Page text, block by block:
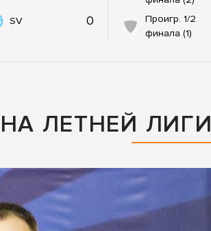
SV 0
Проигр. 1/2
финала (1)
ЛЕТНЕЙ ЛИГИ